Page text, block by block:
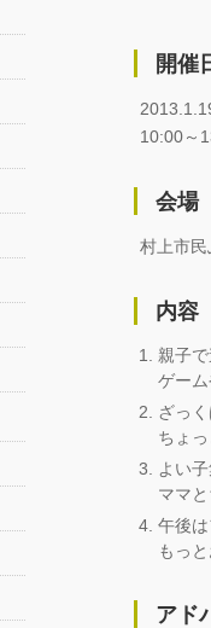
開催
10:00～
会場
村上市民
内容
親子
ゲー
ざっ
ちょ
よい
ママ
午後
もっ
アド